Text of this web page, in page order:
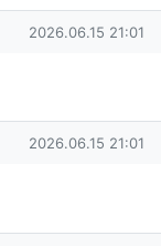
작성일
2026.06.15 21:01
작성일
2026.06.15 21:01